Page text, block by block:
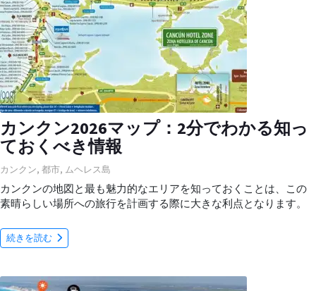
カンクン2026マップ：2分でわかる知っ
ておくべき情報
カンクン, 都市, ムヘレス島
カンクンの地図と最も魅力的なエリアを知っておくことは、この
素晴らしい場所への旅行を計画する際に大きな利点となります。
続きを読む